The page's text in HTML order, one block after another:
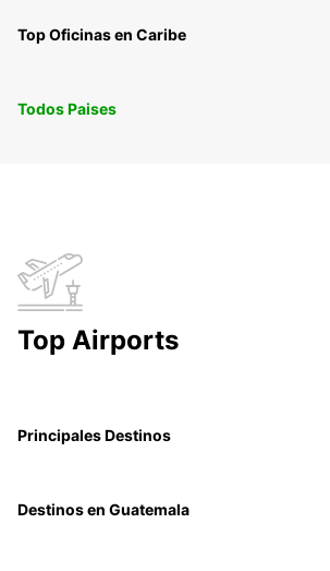
Top Oficinas en Caribe
Todos Paises
Top Airports
Principales Destinos
Destinos en Guatemala